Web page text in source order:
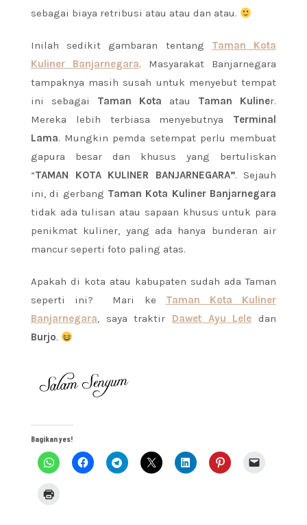
sebagai biaya retribusi atau atau dan atau.
Inilah sedikit gambaran tentang Taman Kota
Kuliner Banjarnegara. Masyarakat Banjarnegara
tampaknya masih susah untuk menyebut tempat
ini sebagai Taman Kota atau Taman Kuliner.
Mereka lebih terbiasa menyebutnya Terminal
Lama. Mungkin pemda setempat perlu membuat
gapura besar dan khusus yang bertuliskan
“TAMAN KOTA KULINER BANJARNEGARA”. Sejauh
ini, di gerbang Taman Kota Kuliner Banjarnegara
tidak ada tulisan atau sapaan khusus untuk para
penikmat kuliner, yang ada hanya bunderan air
mancur seperti foto paling atas.
Apakah di kota atau kabupaten sudah ada Taman
seperti ini? Mari ke Taman Kota Kuliner
Banjarnegara, saya traktir Dawet Ayu Lele dan
Burjo.
Bagikan yes!